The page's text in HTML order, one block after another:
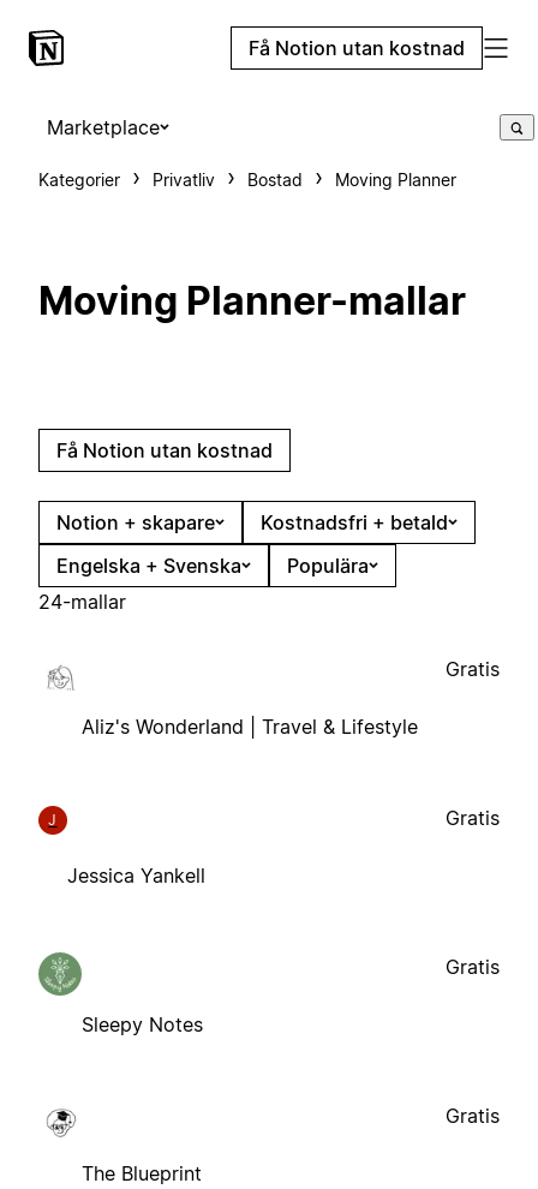
Få Notion utan kostnad
Marketplace
Kategorier Privatliv Bostad Moving Planner
Moving Planner-mallar
Få Notion utan kostnad
Notion + skapare
Kostnadsfri + betald
Engelska + Svenska
Populära
24-mallar
Aliz's Wonderland | Travel & Lifestyle
Gratis
J
Jessica Yankell
Gratis
Sleepy Notes
Gratis
The Blueprint
Gratis